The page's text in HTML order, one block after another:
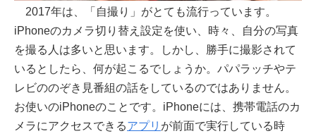
2017年は、「自撮り」がとても流行っています。
iPhoneのカメラ切り替え設定を使い、時々、自分の写真
を撮る人は多いと思います。しかし、勝手に撮影されて
いるとしたら、何が起こるでしょうか。パパラッチやテ
レビののぞき見番組の話をしているのではありません。
お使いのiPhoneのことです。iPhoneには、携帯電話のカ
メラにアクセスできるアプリ が前面で実行している時